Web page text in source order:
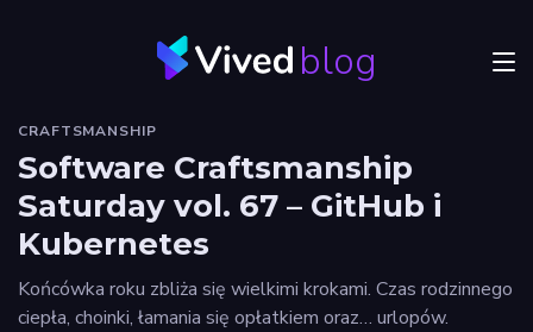
blog
JVM
Craftsmanship
Frontend
Autorzy
CRAFTSMANSHIP
Software Craftsmanship
Saturday vol. 67 – GitHub i
Kubernetes
Końcówka roku zbliża się wielkimi krokami. Czas rodzinnego
ciepła, choinki, łamania się opłatkiem oraz… urlopów.